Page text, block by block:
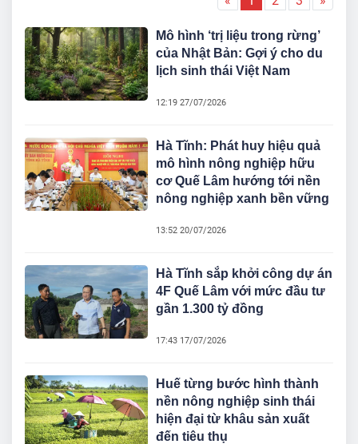
Mô hình ‘trị liệu trong rừng’
của Nhật Bản: Gợi ý cho du
lịch sinh thái Việt Nam
12:19 27/07/2026
Hà Tĩnh: Phát huy hiệu quả
mô hình nông nghiệp hữu
cơ Quế Lâm hướng tới nền
nông nghiệp xanh bền vững
13:52 20/07/2026
Hà Tĩnh sắp khởi công dự án
4F Quế Lâm với mức đầu tư
gần 1.300 tỷ đồng
17:43 17/07/2026
Huế từng bước hình thành
nền nông nghiệp sinh thái
hiện đại từ khâu sản xuất
đến tiêu thụ